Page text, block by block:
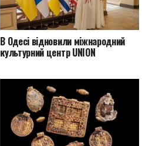
В Одесі відновили міжнародний
культурний центр UNION